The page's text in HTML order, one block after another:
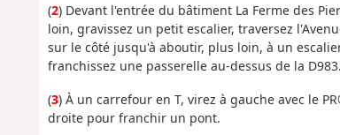
(2) Devant l'entrée du bâtiment La Ferme des
loin, gravissez un petit escalier, traversez
sur le côté jusqu'à aboutir, plus loin, à un
franchissez une passerelle au-dessus de la
(3) À un carrefour en T, virez à gauche avec le
droite pour franchir un pont.